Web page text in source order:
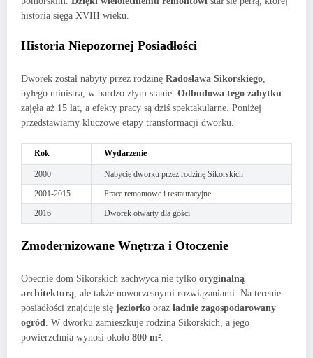
historia sięga XVIII wieku.
Historia Niepozornej Posiadłości
Dworek został nabyty przez rodzinę Radosława Sikorskiego
byłego ministra, w bardzo złym stanie. Odbudowa tego zabytku
zajęła aż 15 lat, a efekty pracy są dziś spektakularne. Poniżej
przedstawiamy kluczowe etapy transformacji dworku.
Rok Wydarzenie
2000
Nabycie dworku przez rodzinę Sikorskich
2001-2015
Prace remontowe i restauracyjne
2016
Dworek otwarty dla gości
Zmodernizowane Wnętrza i Otoczenie
Obecnie dom Sikorskich zachwyca nie tylko oryginalną
architekturą , ale także nowoczesnymi rozwiązaniami. Na terenie
posiadłości znajduje się jeziorko oraz ładnie zagospodarowany
ogród . W dworku zamieszkuje rodzina Sikorskich, a jego
powierzchnia wynosi około 800 m²